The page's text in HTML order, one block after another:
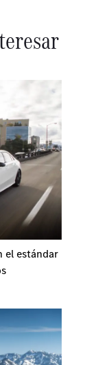
el estándar